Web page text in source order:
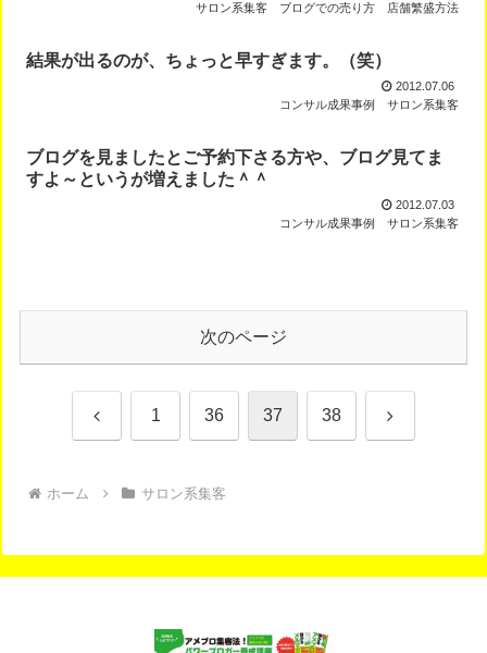
サロン系集客
ブログでの売り方 店舗繁盛方法
結果が出るのが、ちょっと早すぎます。（笑）
2012.07.06
コンサル成果事例
サロン系集客
ブログを見ましたとご予約下さる方や、ブログ見てま
すよ～というが増えました＾＾
2012.07.03
コンサル成果事例
サロン系集客
次のページ
前 1 36 37 38 次
ホーム サロン系集客